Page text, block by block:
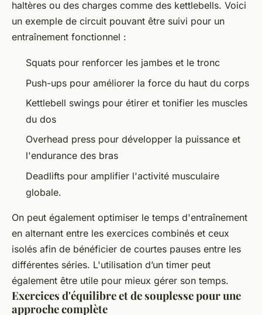
haltères ou des charges comme des kettlebells. Voici
un exemple de circuit pouvant être suivi pour un
entraînement fonctionnel :
Squats pour renforcer les jambes et le tronc
Push-ups pour améliorer la force du haut du corps
Kettlebell swings pour étirer et tonifier les muscles
du dos
Overhead press pour développer la puissance et
l'endurance des bras
Deadlifts pour amplifier l'activité musculaire
globale.
On peut également optimiser le temps d'entraînement
en alternant entre les exercices combinés et ceux
isolés afin de bénéficier de courtes pauses entre les
différentes séries. L'utilisation d’un timer peut
également être utile pour mieux gérer son temps.
Exercices d'équilibre et de souplesse pour une
approche complète